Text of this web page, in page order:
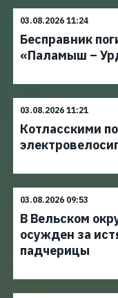
03.08.2026 11:24
Бесправник
«Паламыш –
03.08.2026 11:21
Котласскими
03.08.2026 09:53
В Вельском
осужден за
падчерицы